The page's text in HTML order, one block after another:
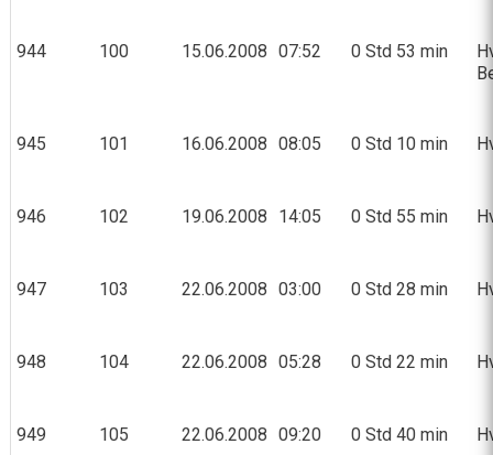
944 100 15.06.2008 07:52 0 Std 53 min
945 101 16.06.2008 08:05 0 Std 10 min
946 102 19.06.2008 14:05 0 Std 55 min
947 103 22.06.2008 03:00 0 Std 28 min
948 104 22.06.2008 05:28 0 Std 22 min
949 105 22.06.2008 09:20 0 Std 40 min